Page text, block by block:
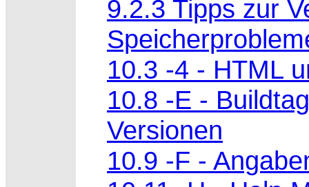
9.2.3 Tipps zur
10.3 -4 - HTML
10.8 -E -
Versionen
10.9 -F -